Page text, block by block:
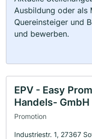
Ausbildung oder als
Quereinsteiger und
und bewerben.
EPV - Easy
Handels- GmbH
Promotion
Industriestr. 1, 27367